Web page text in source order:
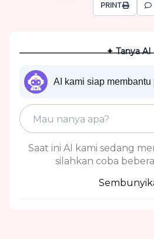
PRINT
✦ Tanya AI
AI kami siap
Saat ini AI kami sedang
silahkan coba